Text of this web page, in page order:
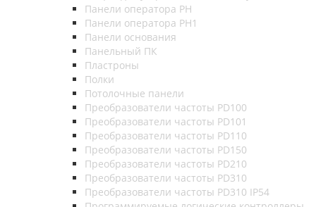
Панели оператора PH
Панели оператора PH1
Панели основания
Панельный ПК
Пластроны
Полки
Потолочные панели
Преобразователи частоты PD100
Преобразователи частоты PD101
Преобразователи частоты PD110
Преобразователи частоты PD150
Преобразователи частоты PD210
Преобразователи частоты PD310
Преобразователи частоты PD310 IP54